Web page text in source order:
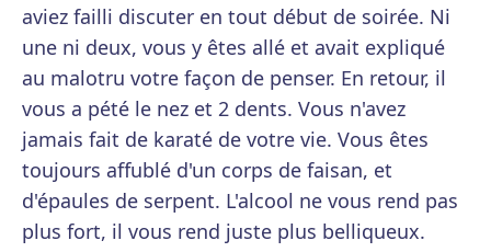
aviez failli discuter en tout début de soirée. Ni
une ni deux, vous y êtes allé et avait expliqué
au malotru votre façon de penser. En retour, il
vous a pété le nez et 2 dents. Vous n'avez
jamais fait de karaté de votre vie. Vous êtes
toujours affublé d'un corps de faisan, et
d'épaules de serpent. L'alcool ne vous rend pas
plus fort, il vous rend juste plus belliqueux.